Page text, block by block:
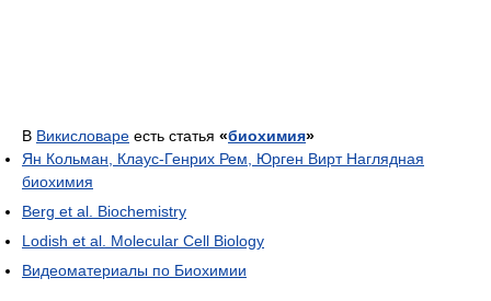
В Викисловаре есть статья «биохимия»
Ян Кольман, Клаус-Генрих Рем, Юрген Вирт Наглядная
биохимия
Berg et al. Biochemistry
Lodish et al. Molecular Cell Biology
Видеоматериалы по Биохимии